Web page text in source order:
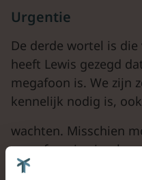
Urgentie
De derde wortel is
heeft Lewis gezegd
megafoon is. We zijn
kennelijk nodig is,
wachten. Misschien
megafoon inwisselen
zelfs een bons op de